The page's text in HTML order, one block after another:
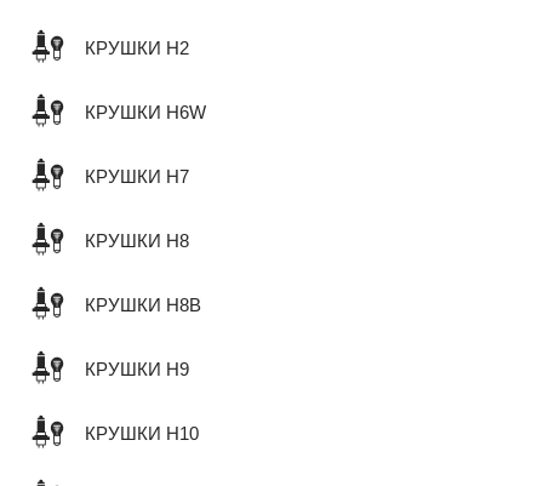
КРУШКИ H2
КРУШКИ H6W
КРУШКИ H7
КРУШКИ H8
КРУШКИ H8B
КРУШКИ H9
КРУШКИ H10